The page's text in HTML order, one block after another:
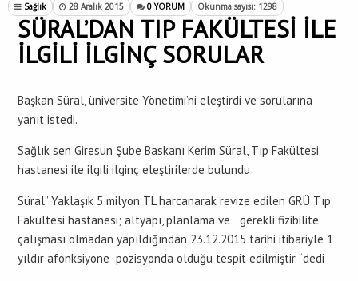
Sağlık 28 Aralık 2015 0 YORUM Okunma sayısı: 1298
SÜRAL’DAN TIP FAKÜLTESİ İLE
İLGİLİ İLGİNÇ SORULAR
Başkan Süral, üniversite Yönetimi’ni eleştirdi ve sorularına
yanıt istedi.
Sağlık sen Giresun Şube Baskanı Kerim Süral, Tıp Fakültesi
hastanesi ile ilgili ilginç eleştirilerde bulundu
Süral” Yaklaşık 5 milyon TL harcanarak revize edilen GRÜ Tıp
Fakültesi hastanesi; altyapı, planlama ve gerekli fizibilite
çalışması olmadan yapıldığından 23.12.2015 tarihi itibariyle 1
yıldır afonksiyone pozisyonda olduğu tespit edilmiştir. “dedi